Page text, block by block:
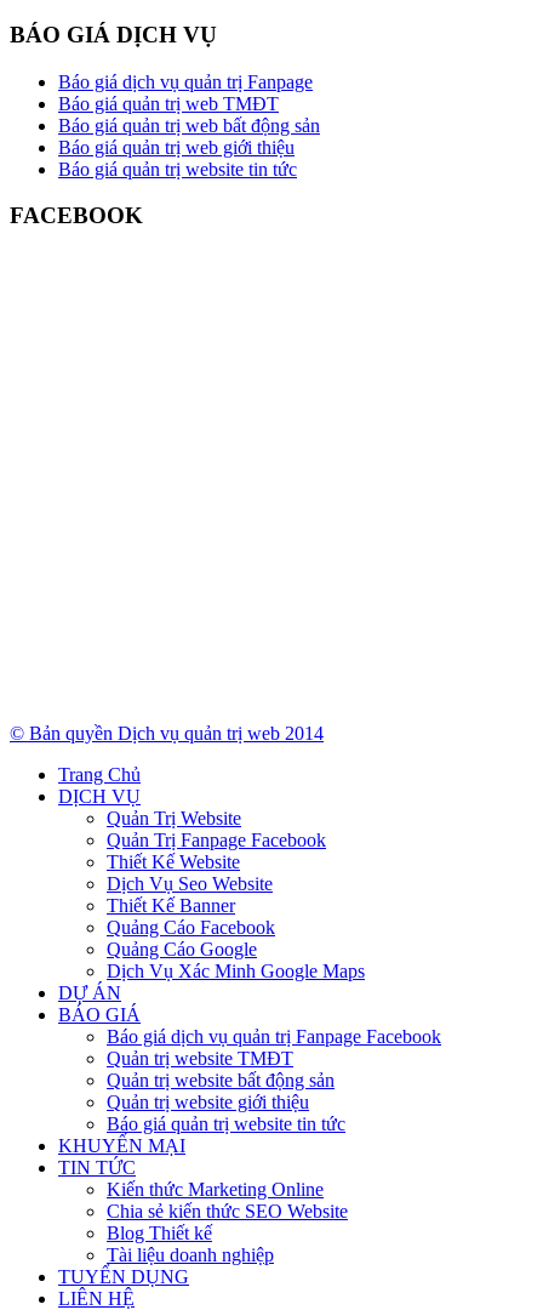
BÁO GIÁ DỊCH VỤ
Báo giá dịch vụ quản trị Fanpage
Báo giá quản trị web TMĐT
Báo giá quản trị web bất động sản
Báo giá quản trị web giới thiệu
Báo giá quản trị website tin tức
FACEBOOK
© Bản quyền Dịch vụ quản trị web 2014
Trang Chủ
DỊCH VỤ
Quản Trị Website
Quản Trị Fanpage Facebook
Thiết Kế Website
Dịch Vụ Seo Website
Thiết Kế Banner
Quảng Cáo Facebook
Quảng Cáo Google
Dịch Vụ Xác Minh Google Maps
DỰ ÁN
BÁO GIÁ
Báo giá dịch vụ quản trị Fanpage Facebook
Quản trị website TMĐT
Quản trị website bất động sản
Quản trị website giới thiệu
Báo giá quản trị website tin tức
KHUYẾN MẠI
TIN TỨC
Kiến thức Marketing Online
Chia sẻ kiến thức SEO Website
Blog Thiết kế
Tài liệu doanh nghiệp
TUYỂN DỤNG
LIÊN HỆ